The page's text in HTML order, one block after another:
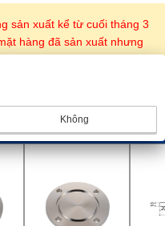
sản xuất kể từ cuối tháng 3
hàng đã sản xuất nhưng
nối lại việc bán hàng.
đặt hàng để biết chi tiết.
Không